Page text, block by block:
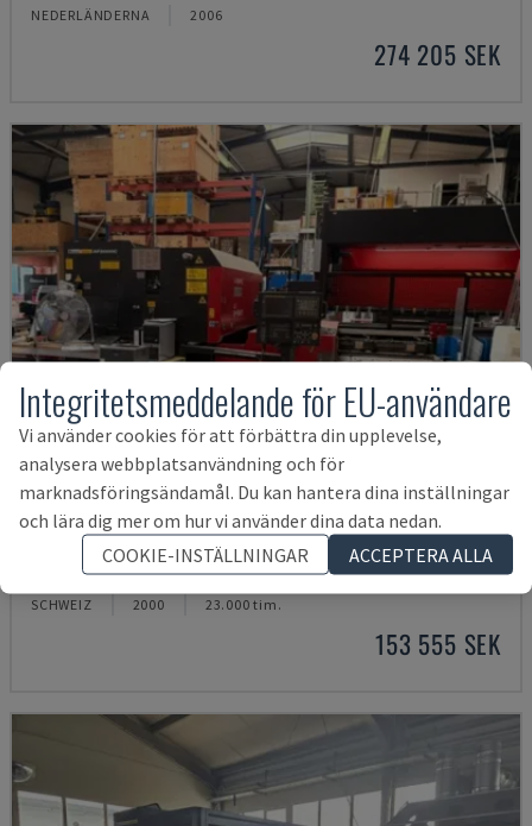
NEDERLÄNDERNA 2006
274 205 SEK
LC-2415ΑIII
AMADA - CO2-LASERSKÄRMASKIN
SCHWEIZ 2000 23.000 tim.
153 555 SEK
Integritetsmeddelande för EU-användare
Vi använder cookies för att förbättra din upplevelse,
analysera webbplatsanvändning och för
marknadsföringsändamål. Du kan hantera dina inställningar
och lära dig mer om hur vi använder dina data nedan.
COOKIE-INSTÄLLNINGAR
ACCEPTERA ALLA